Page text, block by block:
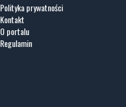
Polityka prywatności
Kontakt
O portalu
Regulamin